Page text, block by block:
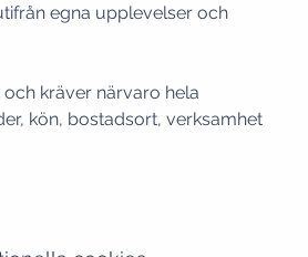
egna upplevelser och
kräver närvaro hela
kön, bostadsort, verksamhet